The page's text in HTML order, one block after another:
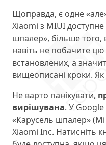
Щоправда, є одне
Xiaomi з MIUI
шпалер», більше того,
навіть не побачите
встановлених, а
вищеописані кроки.
Не варто панікувати,
вирішувана. У Google
«Карусель шпалер»
Xiaomi Inc. Натисніть